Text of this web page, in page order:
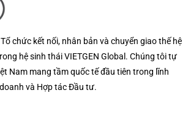
chức kết nối, nhân bản và chuyển giao thế hệ
hệ sinh thái VIETGEN Global. Chúng tôi tự
Nam mang tầm quốc tế đầu tiên trong lĩnh
và Hợp tác Đầu tư.